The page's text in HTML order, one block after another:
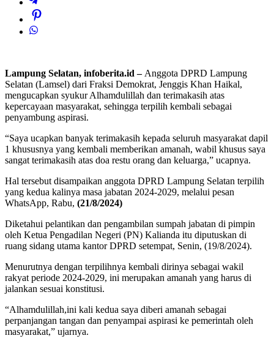
Lampung Selatan, infoberita.id – Anggota DPRD Lampung
Selatan (Lamsel) dari Fraksi Demokrat, Jenggis Khan Haikal,
mengucapkan syukur Alhamdulillah dan terimakasih atas
kepercayaan masyarakat, sehingga terpilih kembali sebagai
penyambung aspirasi.
“Saya ucapkan banyak terimakasih kepada seluruh masyarakat dapil
1 khususnya yang kembali memberikan amanah, wabil khusus saya
sangat terimakasih atas doa restu orang dan keluarga,” ucapnya.
Hal tersebut disampaikan anggota DPRD Lampung Selatan terpilih
yang kedua kalinya masa jabatan 2024-2029, melalui pesan
WhatsApp, Rabu, (21/8/2024)
Diketahui pelantikan dan pengambilan sumpah jabatan di pimpin
oleh Ketua Pengadilan Negeri (PN) Kalianda itu diputuskan di
ruang sidang utama kantor DPRD setempat, Senin, (19/8/2024).
Menurutnya dengan terpilihnya kembali dirinya sebagai wakil
rakyat periode 2024-2029, ini merupakan amanah yang harus di
jalankan sesuai konstitusi.
“Alhamdulillah,ini kali kedua saya diberi amanah sebagai
perpanjangan tangan dan penyampai aspirasi ke pemerintah oleh
masyarakat,” ujarnya.